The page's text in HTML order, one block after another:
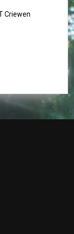
Criewen